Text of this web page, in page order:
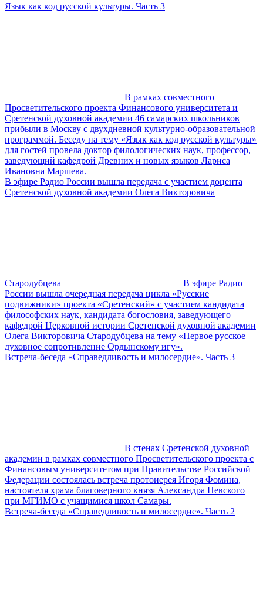
Язык как код русской культуры. Часть 3
В рамках совместного
Просветительского проекта Финансового университета и
Сретенской духовной академии 46 самарских школьников
прибыли в Москву с двухдневной культурно-образовательной
программой. Беседу на тему «Язык как код русской культуры»
для гостей провела доктор филологических наук, профессор,
заведующий кафедрой Древних и новых языков Лариса
Ивановна Маршева.
В эфире Радио России вышла передача с участием доцента
Сретенской духовной академии Олега Викторовича
Стародубцева
В эфире Радио
России вышла очередная передача цикла «Русские
подвижники» проекта «Сретенский» с участием кандидата
философских наук, кандидата богословия, заведующего
кафедрой Церковной истории Сретенской духовной академии
Олега Викторовича Стародубцева на тему «Первое русское
духовное сопротивление Ордынскому игу».
Встреча-беседа «Справедливость и милосердие». Часть 3
В стенах Сретенской духовной
академии в рамках совместного Просветительского проекта с
Финансовым университетом при Правительстве Российской
Федерации состоялась встреча протоиерея Игоря Фомина,
настоятеля храма благоверного князя Александра Невского
при МГИМО с учащимися школ Самары.
Встреча-беседа «Справедливость и милосердие». Часть 2